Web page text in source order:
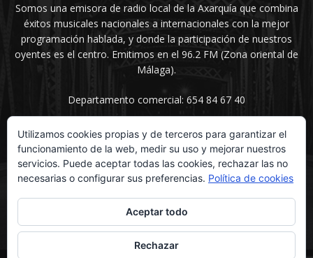
Somos una emisora de radio local de la Axarquía que combina
éxitos musicales nacionales a internacionales con la mejor
programación hablada, y donde la participación de nuestros
oyentes es el centro. Emitimos en el 96.2 FM (Zona oriental de
Málaga).
Departamento comercial: 654 84 67 40
SÍGUENOS
Utilizamos cookies propias y de terceros para garantizar el
funcionamiento de la web, medir su uso y mejorar nuestros
servicios. Puede aceptar todas las cookies, rechazar las no
necesarias o configurar sus preferencias. Política de cookies
Aceptar todo
Rechazar